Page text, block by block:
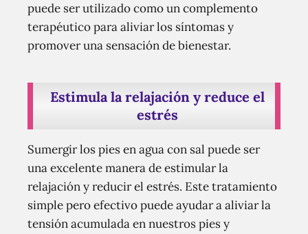
puede ser utilizado como un complemento
terapéutico para aliviar los síntomas y
promover una sensación de bienestar.
Estimula la relajación y reduce el
estrés
Sumergir los pies en agua con sal puede ser
una excelente manera de estimular la
relajación y reducir el estrés. Este tratamiento
simple pero efectivo puede ayudar a aliviar la
tensión acumulada en nuestros pies y